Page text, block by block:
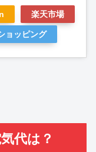
楽天市場
ョッピング
代は？